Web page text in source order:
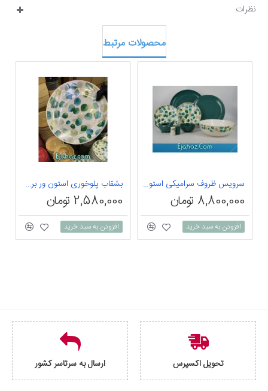
نظرات
محصولات مرتبط
سرویس ظروف سرامیکی استون ور 30 پارچه اولیو
8,800,000 تومان
افزودن به سبد خرید
بشقاب پلوخوری استون ور برگ سبز بن سای 6 عددی
2,580,000 تومان
افزودن به سبد خرید
تحویل اکسپرس ارسال به سرتاسر کشور